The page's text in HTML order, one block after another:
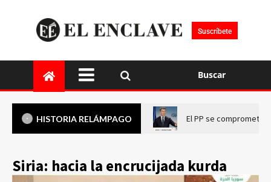
Suscríbete
Buscar
HISTORIA RELÁMPAGO El PP se compromete
Siria: hacia la encrucijada kurda